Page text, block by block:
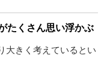
たくさん思い浮かぶ
大きく考えているとい